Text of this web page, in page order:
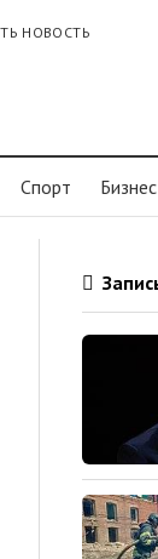
НОВОСТЬ
Спорт Бизнес